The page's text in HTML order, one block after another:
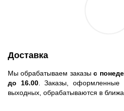
Доставка
Мы обрабатываем заказыс
до 16.00. Заказы,
выходных, обрабатываются в